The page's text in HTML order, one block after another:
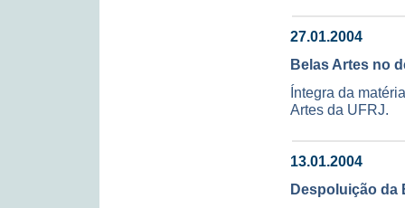
27.01.2004
Belas Artes no
Íntegra da
Artes da UFRJ.
13.01.2004
Despoluição da